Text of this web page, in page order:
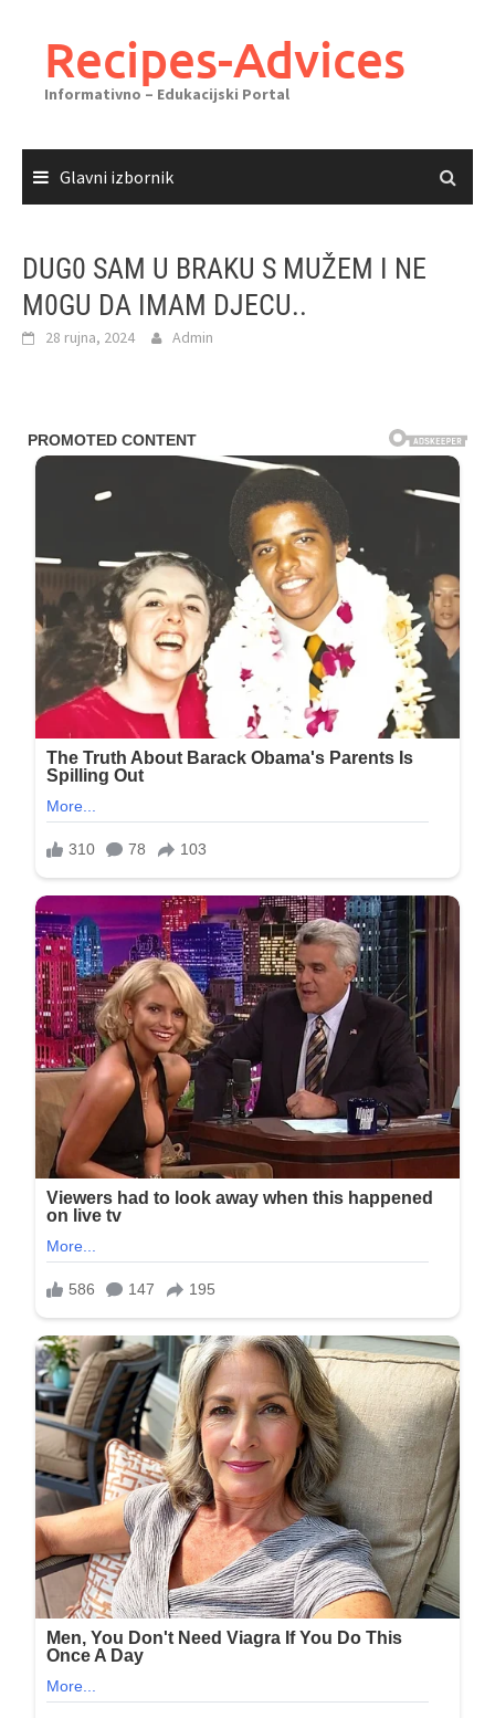
sadržajaRecipes-Advices
Informativno – Edukacijski Portal
Glavni izbornik
DUG0 SAM U BRAKU S MUŽEM I NE
M0GU DA IMAM DJECU..
28 rujna, 2024 Admin